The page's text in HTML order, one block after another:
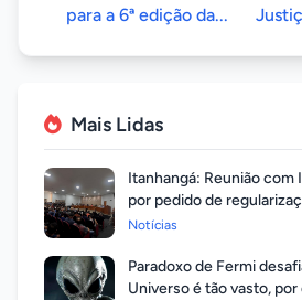
para a 6ª edição da...
Mais Lidas
Itanhangá: Reunião com
por pedido de
Notícias
Paradoxo de Fermi
Universo é tão vasto,